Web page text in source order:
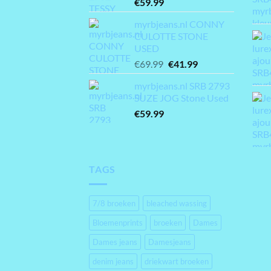
€59.99
myrbjeans.nl CONNY
CULOTTE STONE
USED
€69.99 Oorspronkelijke
prijs
was:
€69.99.
€41.99Huidige
prijs
is:
€41.99.
myrbjeans.nl SRB 2793
SUZE JOG Stone Used
€59.99
TAGS
7/8 broeken
bleached wassing
Bloemenprints
broeken
Dames
Dames jeans
Damesjeans
denim jeans
driekwart broeken